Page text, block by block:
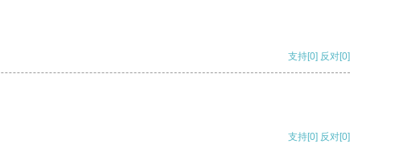
支持[0] 反对[0]
支持[0] 反对[0]